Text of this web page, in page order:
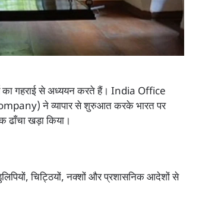
का गहराई से अध्ययन करते हैं। India Office
ने व्यापार से शुरुआत करके भारत पर
ढाँचा खड़ा किया।
चिट्ठियों, नक्शों और प्रशासनिक आदेशों से